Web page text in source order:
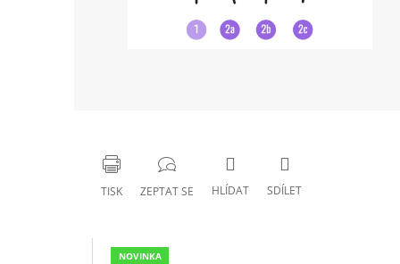
TISK ZEPTAT SE HLÍDAT SDÍLET
NOVINKA